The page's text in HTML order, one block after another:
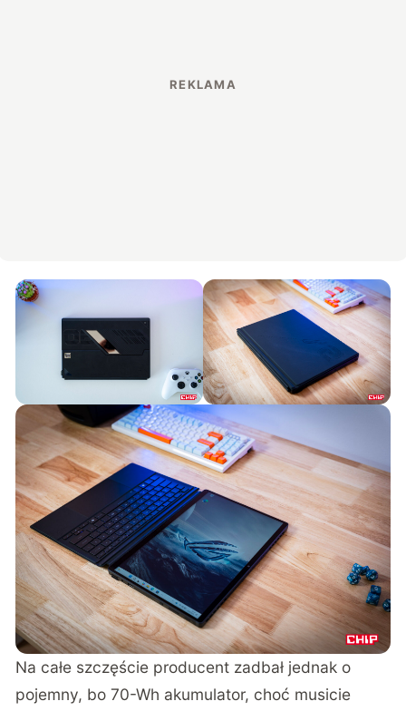
Na całe szczęście producent zadbał jednak o
pojemny, bo 70-Wh akumulator, choć musicie